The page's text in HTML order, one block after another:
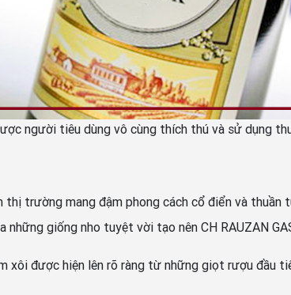
người tiêu dùng vô cùng thích thú và sử dụng
trường mang đậm phong cách cổ điển và
giống nho tuyệt vời tạo nên CH RAUZAN
xôi được hiện lên rõ ràng từ những giọt rượu đầu